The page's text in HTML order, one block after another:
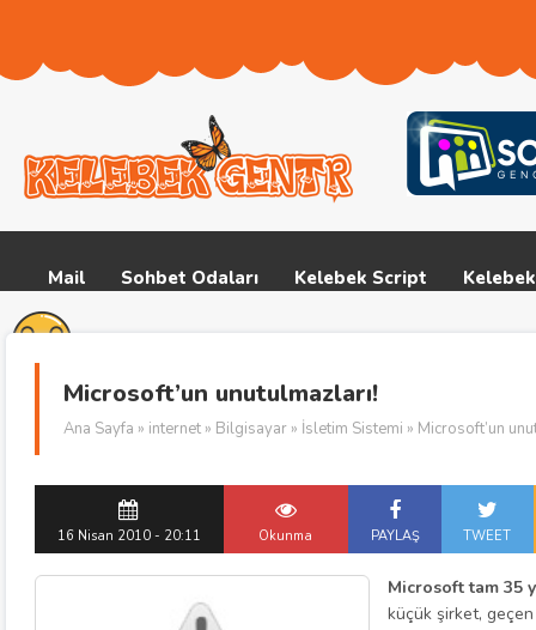
Mail Sohbet Odaları Kelebek Script
Microsoft’un unutulmazları!
Ana Sayfa » internet » Bilgisayar » İsletim Sistemi » Microsoft’un
16 Nisan 2010 - 20:11 Okunma PAYLAŞ TWEET
Microsoft tam 35
küçük şirket, geçen